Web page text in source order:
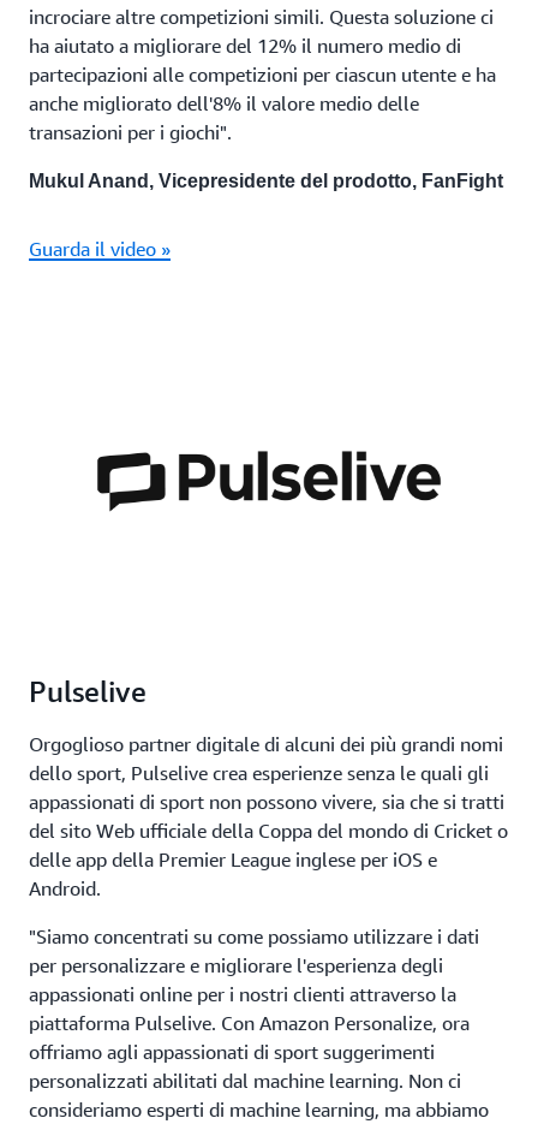
incrociare altre competizioni simili. Questa soluzione ci
ha aiutato a migliorare del 12% il numero medio di
partecipazioni alle competizioni per ciascun utente e ha
anche migliorato dell'8% il valore medio delle
transazioni per i giochi".
Mukul Anand, Vicepresidente del prodotto, FanFight
Guarda il video »
Pulselive
Orgoglioso partner digitale di alcuni dei più grandi nomi
dello sport, Pulselive crea esperienze senza le quali gli
appassionati di sport non possono vivere, sia che si tratti
del sito Web ufficiale della Coppa del mondo di Cricket o
delle app della Premier League inglese per iOS e
Android.
"Siamo concentrati su come possiamo utilizzare i dati
per personalizzare e migliorare l'esperienza degli
appassionati online per i nostri clienti attraverso la
piattaforma Pulselive. Con Amazon Personalize, ora
offriamo agli appassionati di sport suggerimenti
personalizzati abilitati dal machine learning. Non ci
consideriamo esperti di machine learning, ma abbiamo